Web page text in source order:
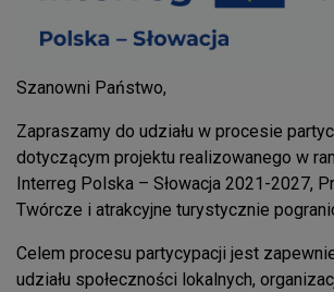
Szanowni Państwo,
Zapraszamy do udziału w procesie
dotyczącym projektu realizowanego w
Interreg Polska – Słowacja 2021-2027,
Twórcze i atrakcyjne turystycznie
Celem procesu partycypacji jest
udziału społeczności lokalnych,